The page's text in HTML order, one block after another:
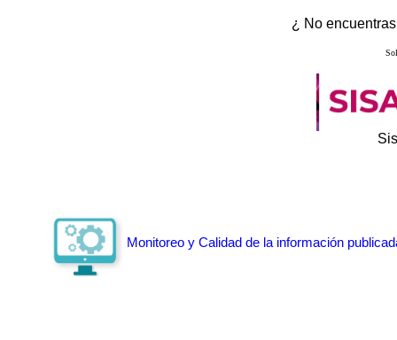
¿ No
Monitoreo y Calidad de la información